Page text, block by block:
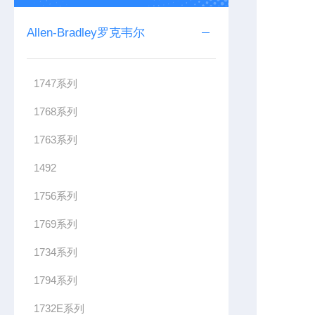
Allen-Bradley罗克韦尔
1747系列
1768系列
1763系列
1492
1756系列
1769系列
1734系列
1794系列
1732E系列